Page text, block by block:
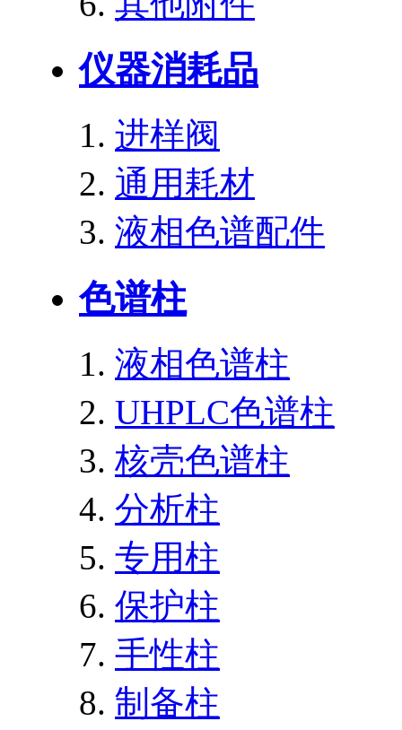
仪器消耗品
进样阀
通用耗材
液相色谱配件
色谱柱
液相色谱柱
UHPLC色谱柱
核壳色谱柱
分析柱
专用柱
保护柱
手性柱
制备柱